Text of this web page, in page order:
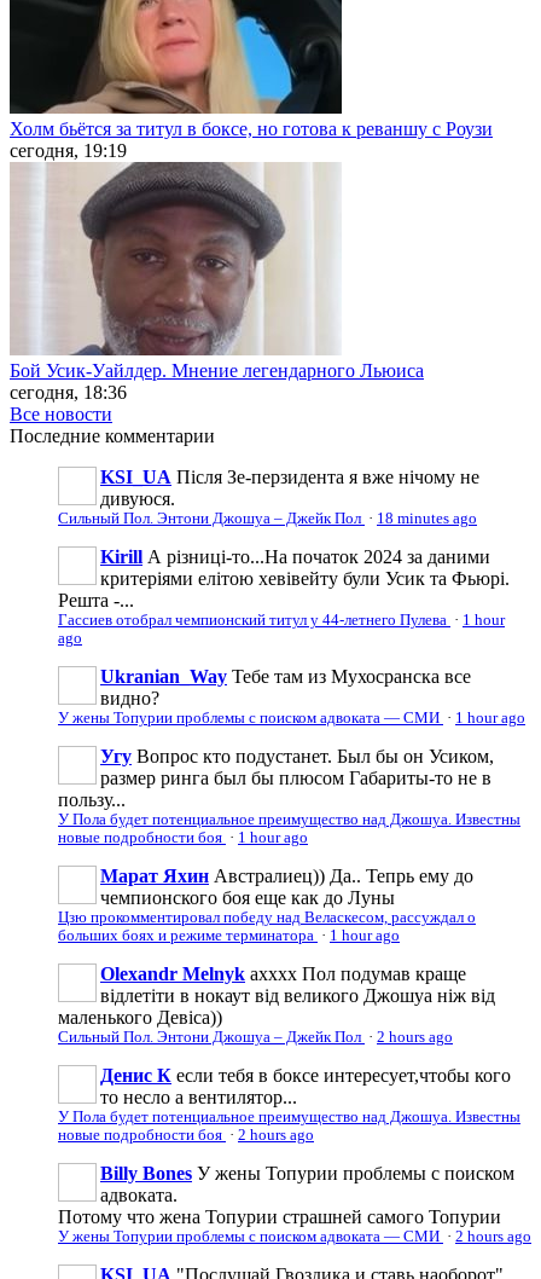
Холм бьётся за титул в боксе, но готова к реваншу с Роузи
сегодня, 19:19
Бой Усик-Уайлдер. Мнение легендарного Льюиса
сегодня, 18:36
Все новости
Последние комментарии
KSI_UA Після Зе-перзидента я вже нічому не
дивуюся.
Сильный Пол. Энтони Джошуа – Джейк Пол · 18 minutes ago
Kirill А різниці-то...На початок 2024 за даними
критеріями елітою хевівейту були Усик та Фьюрі.
Решта -...
Гассиев отобрал чемпионский титул у 44-летнего Пулева · 1 hour
ago
Ukranian_Way Тебе там из Мухосранска все
видно?
У жены Топурии проблемы с поиском адвоката — СМИ · 1 hour ago
Угу Вопрос кто подустанет. Был бы он Усиком,
размер ринга был бы плюсом Габариты-то не в
пользу...
У Пола будет потенциальное преимущество над Джошуа. Известны
новые подробности боя · 1 hour ago
Марат Яхин Австралиец)) Да.. Тепрь ему до
чемпионского боя еще как до Луны
Цзю прокомментировал победу над Веласкесом, рассуждал о
больших боях и режиме терминатора · 1 hour ago
Olexandr Melnyk ахххх Пол подумав краще
відлетіти в нокаут від великого Джошуа ніж від
маленького Девіса))
Сильный Пол. Энтони Джошуа – Джейк Пол · 2 hours ago
Денис К если тебя в боксе интересует,чтобы кого
то несло а вентилятор...
У Пола будет потенциальное преимущество над Джошуа. Известны
новые подробности боя · 2 hours ago
Billy Bones У жены Топурии проблемы с поиском
адвоката.
Потому что жена Топурии страшней самого Топурии
У жены Топурии проблемы с поиском адвоката — СМИ · 2 hours ago
KSI_UA "Послушай Гвоздика и ставь наоборот"